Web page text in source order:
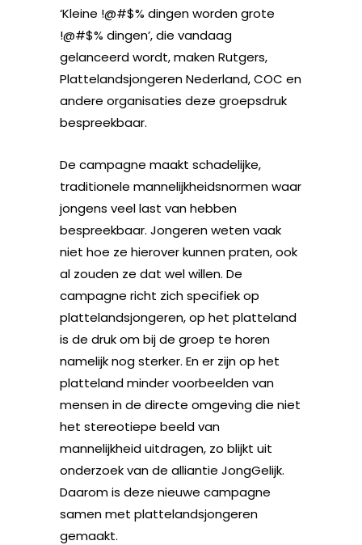
‘Kleine !@#$% dingen worden grote
!@#$% dingen’, die vandaag
gelanceerd wordt, maken Rutgers,
Plattelandsjongeren Nederland, COC en
andere organisaties deze groepsdruk
bespreekbaar.
De campagne maakt schadelijke,
traditionele mannelijkheidsnormen waar
jongens veel last van hebben
bespreekbaar. Jongeren weten vaak
niet hoe ze hierover kunnen praten, ook
al zouden ze dat wel willen. De
campagne richt zich specifiek op
plattelandsjongeren, op het platteland
is de druk om bij de groep te horen
namelijk nog sterker. En er zijn op het
platteland minder voorbeelden van
mensen in de directe omgeving die niet
het stereotiepe beeld van
mannelijkheid uitdragen, zo blijkt uit
onderzoek van de alliantie JongGelijk.
Daarom is deze nieuwe campagne
samen met plattelandsjongeren
gemaakt.